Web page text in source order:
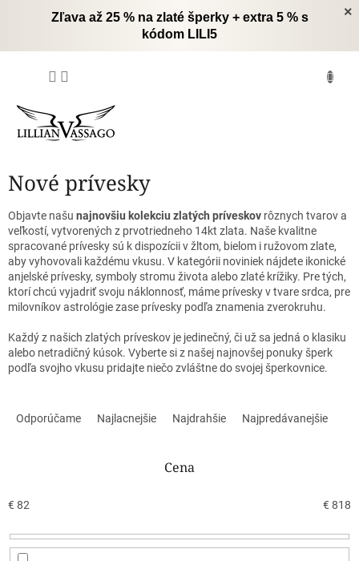
×
Zľava až 25 % na zlaté šperky + extra 5 % s
kódom LILI5
Nové prívesky
Objavte našu najnovšiu kolekciu zlatých príveskov rôznych tvarov a
veľkostí, vytvorených z prvotriedneho 14kt zlata. Naše kvalitne
spracované prívesky sú k dispozícii v žltom, bielom i ružovom zlate,
aby vyhovovali každému vkusu. V kategórii noviniek nájdete ikonické
anjelské prívesky, symboly stromu života alebo zlaté krížiky. Pre tých,
ktorí chcú vyjadriť svoju náklonnosť, máme prívesky v tvare srdca, pre
milovníkov astrológie zase prívesky podľa znamenia zverokruhu.
Každý z našich zlatých príveskov je jedinečný, či už sa jedná o klasiku
alebo netradičný kúsok. Vyberte si z našej najnovšej ponuky šperk
podľa svojho vkusu pridajte niečo zvláštne do svojej šperkovnice.
e
r
Odporúčame Najlacnejšie Najdrahšie Najpredávanejšie
Cena
€ 82 € 818